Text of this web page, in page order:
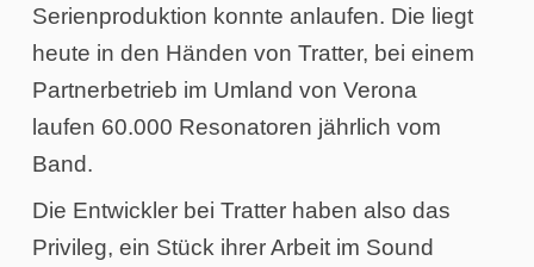
Serienproduktion konnte anlaufen. Die liegt
heute in den Händen von Tratter, bei einem
Partnerbetrieb im Umland von Verona
laufen 60.000 Resonatoren jährlich vom
Band.
Die Entwickler bei Tratter haben also das
Privileg, ein Stück ihrer Arbeit im Sound